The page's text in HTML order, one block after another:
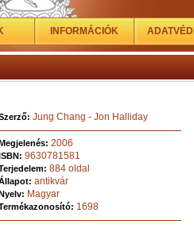
INFORMÁCIÓK
Jung Chang - Jon Halliday
2006
9630781581
884 oldal
antikvár
Magyar
1698